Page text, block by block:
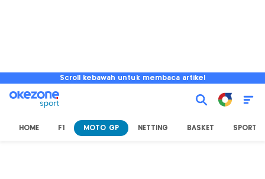
Scroll kebawah untuk membaca artikel
HOME F1 MOTO GP NETTING BASKET SPORT